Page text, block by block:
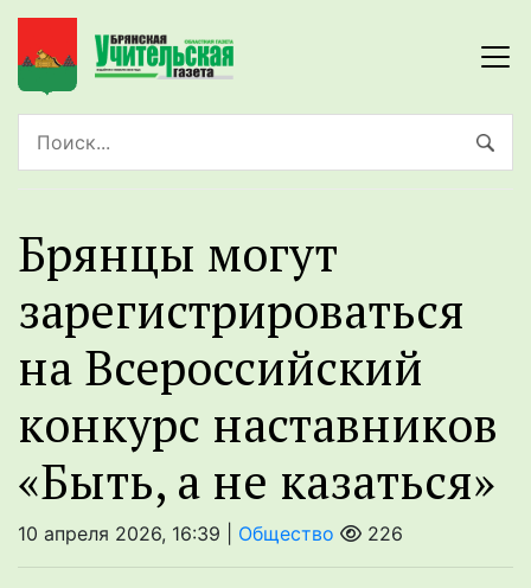
Брянцы могут
зарегистрироваться
на Всероссийский
конкурс наставников
«Быть, а не казаться»
10 апреля 2026, 16:39 | Общество 226